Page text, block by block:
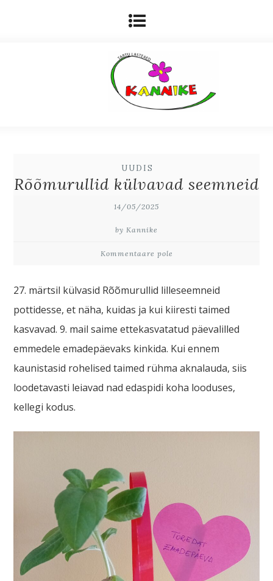
UUDIS
Rõõmurullid külvavad seemneid
14/05/2025
by Kannike
Kommentaare pole
27. märtsil külvasid Rõõmurullid lilleseemneid
pottidesse, et näha, kuidas ja kui kiiresti taimed
kasvavad. 9. mail saime ettekasvatatud päevalilled
emmedele emadepäevaks kinkida. Kui ennem
kaunistasid rohelised taimed rühma aknalauda, siis
loodetavasti leiavad nad edaspidi koha looduses,
kellegi kodus.